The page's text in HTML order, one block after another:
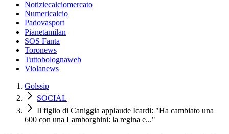
Notiziecalciomercato
Numericalcio
Padovasport
Pianetamilan
SOS Fanta
Toronews
Tuttobolognaweb
Violanews
Golssip
SOCIAL
Il figlio di Caniggia applaude Icardi: "Ha cambiato una
600 con una Lamborghini: la regina e..."